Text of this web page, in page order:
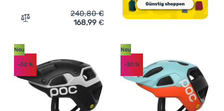
Zum Vergleich 'Fahrradhelm POC Cularis' hinzufügen
240,80€
168,99 €
Neu
-30 %
Neu
-30%